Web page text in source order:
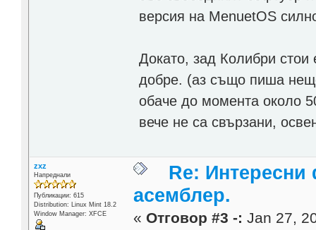
версия на MenuetOS
Докато, зад Колибри стои
добре. (аз също пиша
обаче до момента около
вече не са свързани,
zxz
Напреднали
Публикации: 615
Distribution: Linux Mint 18.2
Window Manager: XFCE
Re: Интересни
асемблер.
« Отговор #3 -: Jan 27,